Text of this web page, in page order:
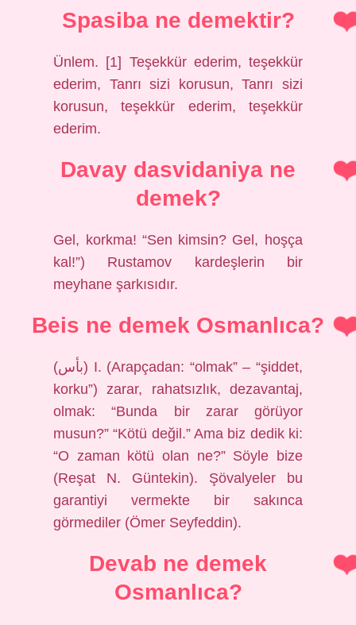
Spasiba ne demektir?
Ünlem. [1] Teşekkür ederim, teşekkür
ederim, Tanrı sizi korusun, Tanrı sizi
korusun, teşekkür ederim, teşekkür
ederim.
Davay dasvidaniya ne
demek?
Gel, korkma! “Sen kimsin? Gel, hoşça
kal!”) Rustamov kardeşlerin bir
meyhane şarkısıdır.
Beis ne demek Osmanlıca?
(ﺑﺄﺱ) I. (Arapçadan: “olmak” – “şiddet,
korku”) zarar, rahatsızlık, dezavantaj,
olmak: “Bunda bir zarar görüyor
musun?” “Kötü değil.” Ama biz dedik ki:
“O zaman kötü olan ne?” Söyle bize
(Reşat N. Güntekin). Şövalyeler bu
garantiyi vermekte bir sakınca
görmediler (Ömer Seyfeddin).
Devab ne demek
Osmanlıca?